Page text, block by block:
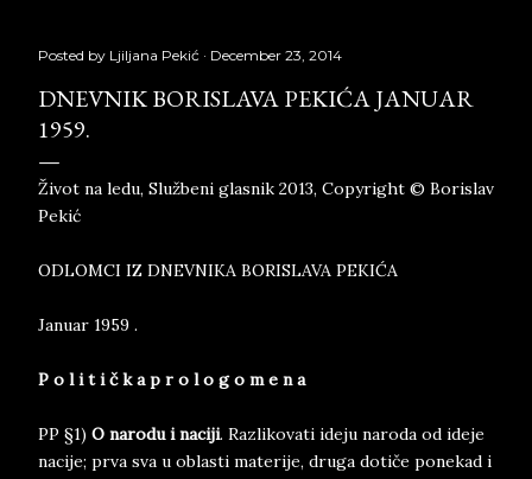
Posted by Ljiljana Pekić December 23, 2014
DNEVNIK BORISLAVA PEKIĆA JANUAR
1959.
Život na ledu, Službeni glasnik 2013, Copyright © Borislav
Pekić
ODLOMCI IZ DNEVNIKA BORISLAVA PEKIĆA
Januar 1959 .
P o l i t i č k a p r o l o g o m e n a
PP §1) O narodu i naciji. Razlikovati ideju naroda od ideje
nacije; prva sva u oblasti materije, druga dotiče ponekad i